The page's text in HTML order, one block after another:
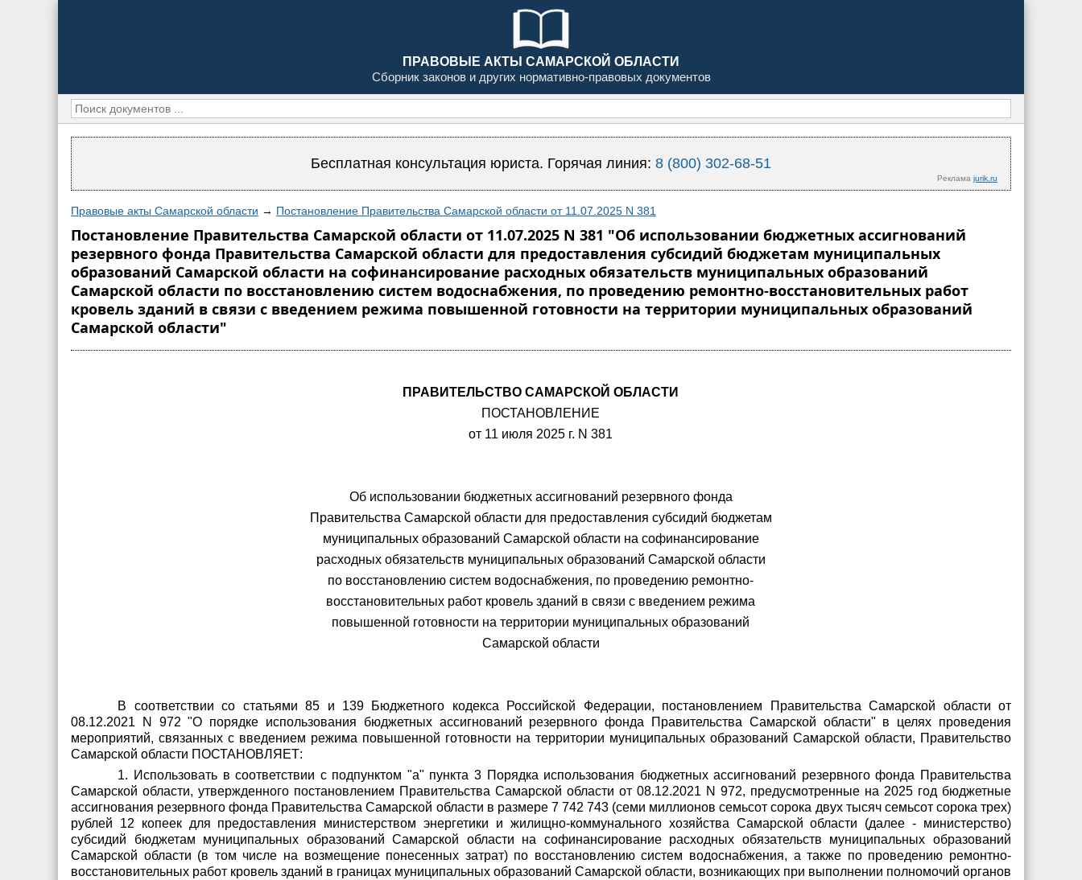
ПРАВОВЫЕ АКТЫ САМАРСКОЙ ОБЛАСТИ
Сборник законов и других нормативно-правовых документов
Бесплатная консультация юриста. Горячая линия: 8 (800) 302-68-51
Реклама jurik.ru
Правовые акты Самарской области → Постановление Правительства Самарской области от 11.07.2025 N 381
Постановление Правительства Самарской области от 11.07.2025 N 381 "Об использовании бюджетных ассигнований
резервного фонда Правительства Самарской области для предоставления субсидий бюджетам муниципальных
образований Самарской области на софинансирование расходных обязательств муниципальных образований
Самарской области по восстановлению систем водоснабжения, по проведению ремонтно-восстановительных работ
кровель зданий в связи с введением режима повышенной готовности на территории муниципальных образований
Самарской области"
ПРАВИТЕЛЬСТВО САМАРСКОЙ ОБЛАСТИ
ПОСТАНОВЛЕНИЕ
от 11 июля 2025 г. N 381
Об использовании бюджетных ассигнований резервного фонда
Правительства Самарской области для предоставления субсидий бюджетам
муниципальных образований Самарской области на софинансирование
расходных обязательств муниципальных образований Самарской области
по восстановлению систем водоснабжения, по проведению ремонтно-
восстановительных работ кровель зданий в связи с введением режима
повышенной готовности на территории муниципальных образований
Самарской области
В соответствии со статьями 85 и 139 Бюджетного кодекса Российской Федерации, постановлением Правительства Самарской области от
08.12.2021 N 972 "О порядке использования бюджетных ассигнований резервного фонда Правительства Самарской области" в целях проведения
мероприятий, связанных с введением режима повышенной готовности на территории муниципальных образований Самарской области, Правительство
Самарской области ПОСТАНОВЛЯЕТ:
1. Использовать в соответствии с подпунктом "а" пункта 3 Порядка использования бюджетных ассигнований резервного фонда Правительства
Самарской области, утвержденного постановлением Правительства Самарской области от 08.12.2021 N 972, предусмотренные на 2025 год бюджетные
ассигнования резервного фонда Правительства Самарской области в размере 7 742 743 (семи миллионов семьсот сорока двух тысяч семьсот сорока трех)
рублей 12 копеек для предоставления министерством энергетики и жилищно-коммунального хозяйства Самарской области (далее - министерство)
субсидий бюджетам муниципальных образований Самарской области на софинансирование расходных обязательств муниципальных образований
Самарской области (в том числе на возмещение понесенных затрат) по восстановлению систем водоснабжения, а также по проведению ремонтно-
восстановительных работ кровель зданий в границах муниципальных образований Самарской области, возникающих при выполнении полномочий органов